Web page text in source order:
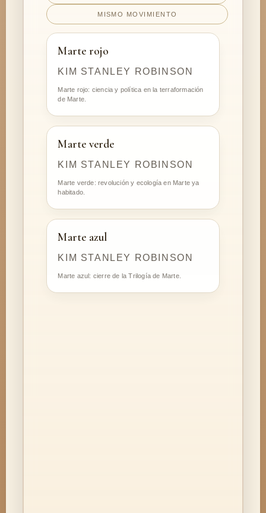
MISMO MOVIMIENTO
Marte rojo
KIM STANLEY ROBINSON
Marte rojo: ciencia y política en la terraformación
de Marte.
Marte verde
KIM STANLEY ROBINSON
Marte verde: revolución y ecología en Marte ya
habitado.
Marte azul
KIM STANLEY ROBINSON
Marte azul: cierre de la Trilogía de Marte.